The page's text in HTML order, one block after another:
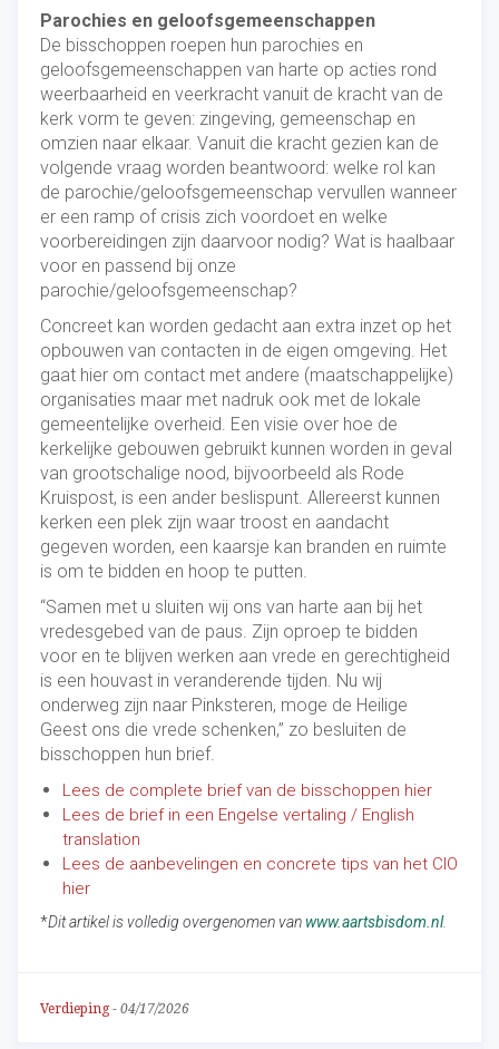
Parochies en geloofsgemeenschappen
De bisschoppen roepen hun parochies en
geloofsgemeenschappen van harte op acties rond
weerbaarheid en veerkracht vanuit de kracht van de
kerk vorm te geven: zingeving, gemeenschap en
omzien naar elkaar. Vanuit die kracht gezien kan de
volgende vraag worden beantwoord: welke rol kan
de parochie/geloofsgemeenschap vervullen wanneer
er een ramp of crisis zich voordoet en welke
voorbereidingen zijn daarvoor nodig? Wat is haalbaar
voor en passend bij onze
parochie/geloofsgemeenschap?
Concreet kan worden gedacht aan extra inzet op het
opbouwen van contacten in de eigen omgeving. Het
gaat hier om contact met andere (maatschappelijke)
organisaties maar met nadruk ook met de lokale
gemeentelijke overheid. Een visie over hoe de
kerkelijke gebouwen gebruikt kunnen worden in geval
van grootschalige nood, bijvoorbeeld als Rode
Kruispost, is een ander beslispunt. Allereerst kunnen
kerken een plek zijn waar troost en aandacht
gegeven worden, een kaarsje kan branden en ruimte
is om te bidden en hoop te putten.
“Samen met u sluiten wij ons van harte aan bij het
vredesgebed van de paus. Zijn oproep te bidden
voor en te blijven werken aan vrede en gerechtigheid
is een houvast in veranderende tijden. Nu wij
onderweg zijn naar Pinksteren, moge de Heilige
Geest ons die vrede schenken,” zo besluiten de
bisschoppen hun brief.
Lees de complete brief van de bisschoppen hier
Lees de brief in een Engelse vertaling / English
translation
Lees de aanbevelingen en concrete tips van het CIO
hier
*Dit artikel is volledig overgenomen van www.aartsbisdom.nl.
Verdieping- 04/17/2026